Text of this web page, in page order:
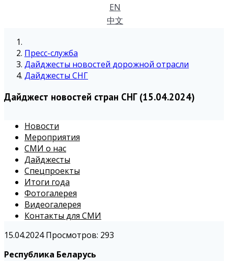
EN
中文
Пресс-служба
Дайджесты новостей дорожной отрасли
Дайджесты СНГ
Дайджест новостей стран СНГ (15.04.2024)
Новости
Мероприятия
СМИ о нас
Дайджесты
Спецпроекты
Итоги года
Фотогалерея
Видеогалерея
Контакты для СМИ
15.04.2024 Просмотров: 293
Республика Беларусь